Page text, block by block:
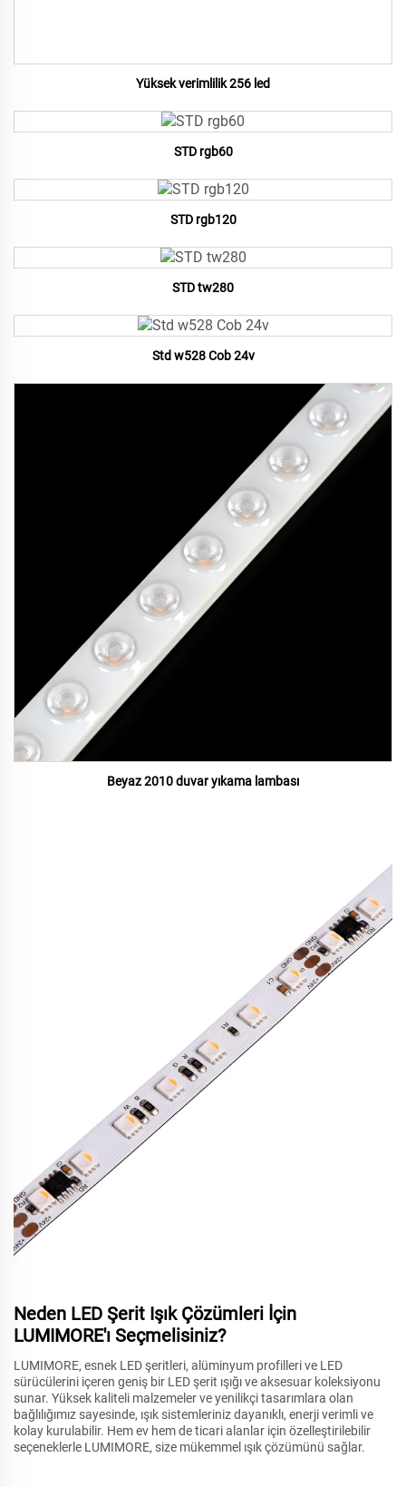
Yüksek verimlilik 256 led
STD rgb60
STD rgb120
STD tw280
Std w528 Cob 24v
Beyaz 2010 duvar yıkama lambası
Neden LED Şerit Işık Çözümleri İçin
LUMIMORE'ı Seçmelisiniz?
LUMIMORE, esnek LED şeritleri, alüminyum profilleri ve LED
sürücülerini içeren geniş bir LED şerit ışığı ve aksesuar koleksiyonu
sunar. Yüksek kaliteli malzemeler ve yenilikçi tasarımlara olan
bağlılığımız sayesinde, ışık sistemleriniz dayanıklı, enerji verimli ve
kolay kurulabilir. Hem ev hem de ticari alanlar için özelleştirilebilir
seçeneklerle LUMIMORE, size mükemmel ışık çözümünü sağlar.